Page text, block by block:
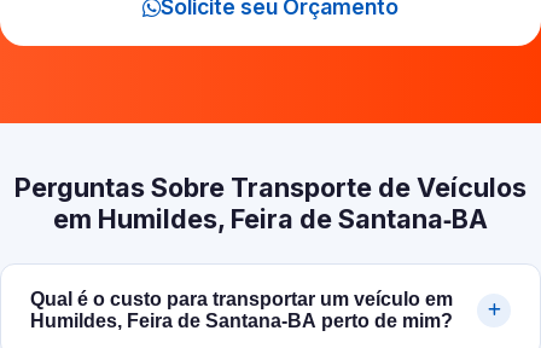
Solicite seu Orçamento
Perguntas Sobre Transporte de Veículos
em Humildes, Feira de Santana‑BA
Qual é o custo para transportar um veículo em
Humildes, Feira de Santana‑BA perto de mim?